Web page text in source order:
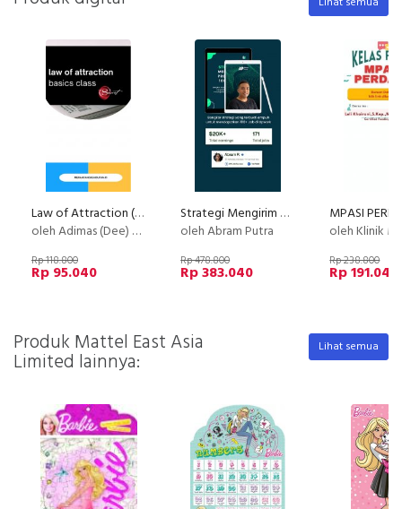
Law of Attraction (LOA) - Basic
oleh Adimas (Dee) Wirajayanagara (Lesmana)
Rp 118.800
Rp 95.040
Strategi Mengirim Proposal 100+ Job
oleh Abram Putra
Rp 478.800
Rp 383.040
oleh Klinik
Rp 238.800
Rp 191.040
Produk Mattel East Asia
Limited lainnya:
Lihat semua